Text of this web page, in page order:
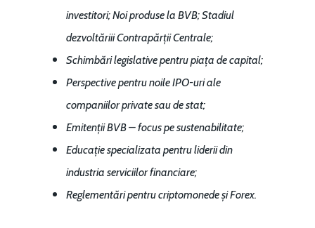
investitori; Noi produse la BVB; Stadiul
dezvoltăriii Contrapărții Centrale;
Schimbări legislative pentru piața de capital;
Perspective pentru noile IPO-uri ale
companiilor private sau de stat;
Emitenții BVB – focus pe sustenabilitate;
Educație specializata pentru liderii din
industria serviciilor financiare;
Reglementări pentru criptomonede și Forex.